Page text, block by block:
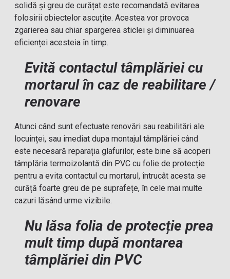
solidă și greu de curățat este recomandată evitarea
folosirii obiectelor ascuțite. Acestea vor provoca
zgarierea sau chiar spargerea sticlei și diminuarea
eficienței acesteia în timp.
Evită contactul tâmplăriei cu
mortarul în caz de reabilitare /
renovare
Atunci când sunt efectuate renovări sau reabilitări ale
locuinței, sau imediat dupa montajul tâmplăriei când
este necesară reparația glafurilor, este bine să acoperi
tâmplăria termoizolantă din PVC cu folie de protecție
pentru a evita contactul cu mortarul, întrucât acesta se
curăță foarte greu de pe suprafețe, în cele mai multe
cazuri lăsând urme vizibile.
Nu lăsa folia de protecție prea
mult timp după montarea
tâmplăriei din PVC